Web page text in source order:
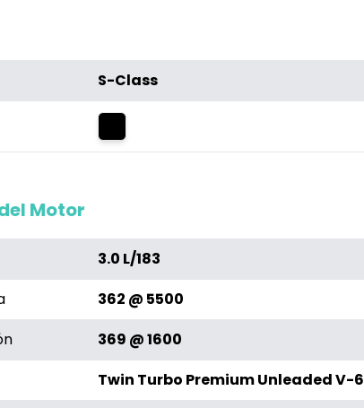
S-Class
Negro
Motor
3.0 L/183
362 @ 5500
369 @ 1600
Twin Turbo Premium Unleaded V-6